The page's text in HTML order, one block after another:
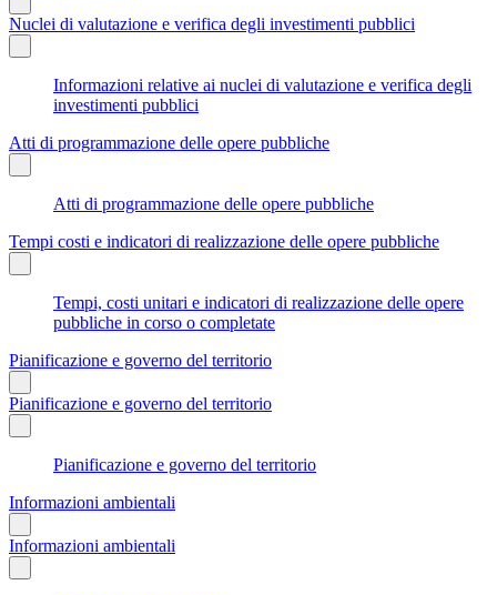
Nuclei di valutazione e verifica degli investimenti pubblici
Informazioni relative ai nuclei di valutazione e verifica degli
investimenti pubblici
Atti di programmazione delle opere pubbliche
Atti di programmazione delle opere pubbliche
Tempi costi e indicatori di realizzazione delle opere pubbliche
Tempi, costi unitari e indicatori di realizzazione delle opere
pubbliche in corso o completate
Pianificazione e governo del territorio
Pianificazione e governo del territorio
Pianificazione e governo del territorio
Informazioni ambientali
Informazioni ambientali